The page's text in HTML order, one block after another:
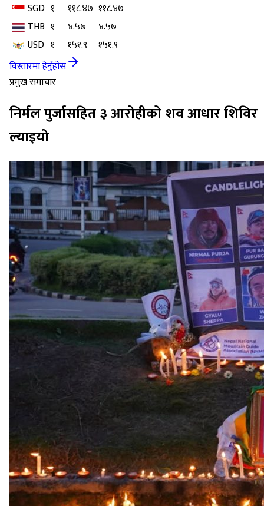
SGD १ ११८.४७ ११८.४७
THB १ ४.५७
४.५७
USD १ १५१.९
१५१.९
विस्तारमा हेर्नुहोस
प्रमुख समाचार
निर्मल पुर्जासहित ३ आरोहीको शव आधार शिविर
ल्याइयो